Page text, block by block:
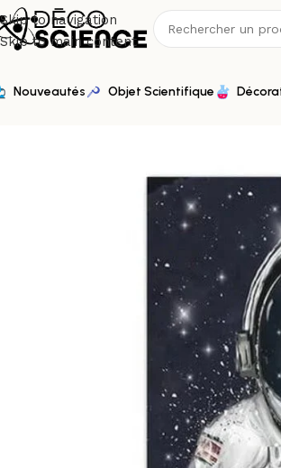
Skip to navigation
Skip to main content
Nouveautés Objet Scientifique